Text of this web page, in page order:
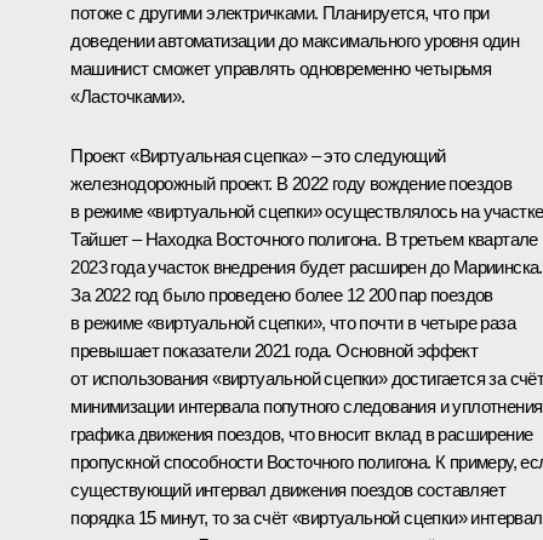
потоке с другими электричками. Планируется, что при
доведении автоматизации до максимального уровня один
машинист сможет управлять одновременно четырьмя
«Ласточками».
Проект «Виртуальная сцепка» – это следующий
железнодорожный проект. В 2022 году вождение поездов
в режиме «виртуальной сцепки» осуществлялось на участке
Тайшет – Находка Восточного полигона. В третьем квартале
2023 года участок внедрения будет расширен до Мариинска.
За 2022 год было проведено более 12 200 пар поездов
в режиме «виртуальной сцепки», что почти в четыре раза
превышает показатели 2021 года. Основной эффект
от использования «виртуальной сцепки» достигается за
минимизации интервала попутного следования и уплотнения
графика движения поездов, что вносит вклад в расширение
пропускной способности Восточного полигона. К примеру,
существующий интервал движения поездов составляет
порядка 15 минут, то за счёт «виртуальной сцепки» интервал